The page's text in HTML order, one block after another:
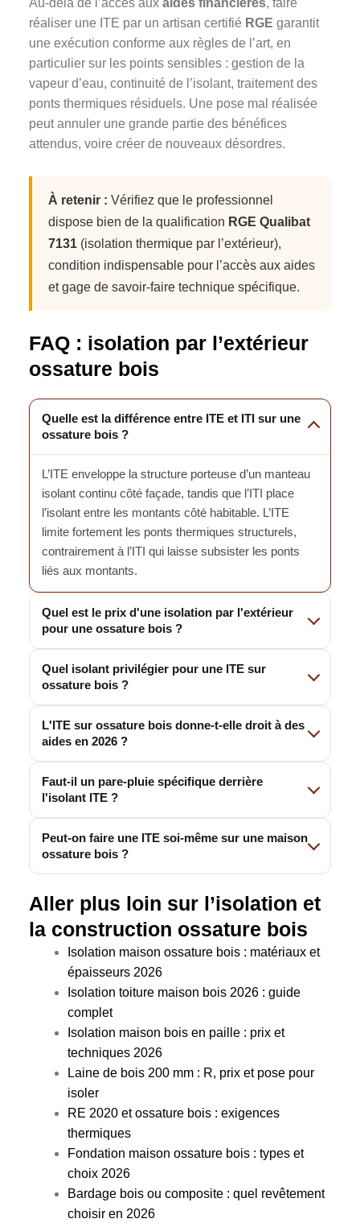
Au-delà de l’accès aux aides financières, faire
réaliser une ITE par un artisan certifié RGE garantit
une exécution conforme aux règles de l’art, en
particulier sur les points sensibles : gestion de la
vapeur d’eau, continuité de l’isolant, traitement des
ponts thermiques résiduels. Une pose mal réalisée
peut annuler une grande partie des bénéfices
attendus, voire créer de nouveaux désordres.
À retenir : Vérifiez que le professionnel
dispose bien de la qualification RGE Qualibat
7131 (isolation thermique par l’extérieur),
condition indispensable pour l’accès aux aides
et gage de savoir-faire technique spécifique.
FAQ : isolation par l’extérieur
ossature bois
Quelle est la différence entre ITE et ITI sur une
ossature bois ?
L’ITE enveloppe la structure porteuse d’un manteau
isolant continu côté façade, tandis que l’ITI place
l’isolant entre les montants côté habitable. L’ITE
limite fortement les ponts thermiques structurels,
contrairement à l’ITI qui laisse subsister les ponts
liés aux montants.
Quel est le prix d'une isolation par l'extérieur
pour une ossature bois ?
Quel isolant privilégier pour une ITE sur
ossature bois ?
L'ITE sur ossature bois donne-t-elle droit à des
aides en 2026 ?
Faut-il un pare-pluie spécifique derrière
l'isolant ITE ?
Peut-on faire une ITE soi-même sur une maison
ossature bois ?
Aller plus loin sur l’isolation et
la construction ossature bois
Isolation maison ossature bois : matériaux et
épaisseurs 2026
Isolation toiture maison bois 2026 : guide
complet
Isolation maison bois en paille : prix et
techniques 2026
Laine de bois 200 mm : R, prix et pose pour
isoler
RE 2020 et ossature bois : exigences
thermiques
Fondation maison ossature bois : types et
choix 2026
Bardage bois ou composite : quel revêtement
choisir en 2026